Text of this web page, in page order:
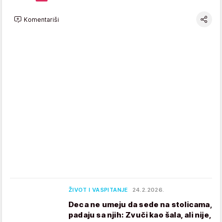
Komentariši
ŽIVOT I VASPITANJE 24.2.2026.
Deca ne umeju da sede na stolicama,
padaju sa njih: Zvuči kao šala, ali nije,